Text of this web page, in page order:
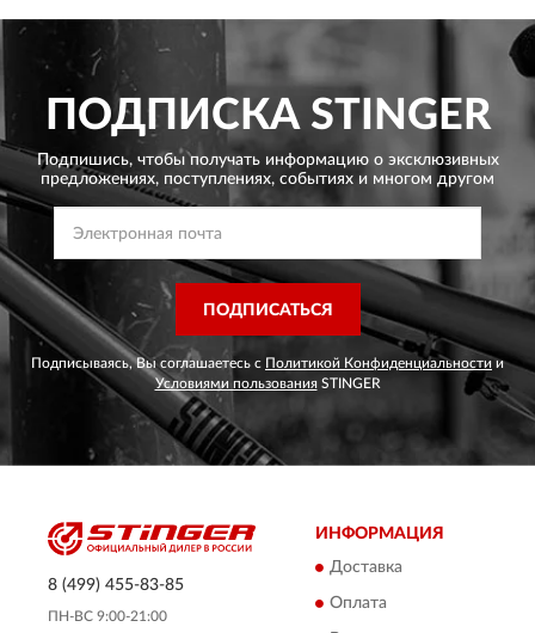
ПОДПИСКАSTINGER
Подпишись, чтобы получать информацию о эксклюзивных
предложениях, поступлениях, событиях и многом другом
ПОДПИСАТЬСЯ
Подписываясь, Вы соглашаетесь с Политикой Конфиденциальности и
Условиями пользованияSTINGER
8 (499) 455-83-85
ПН-ВС 9:00-21:00
ИНФОРМАЦИЯ
Доставка
Оплата